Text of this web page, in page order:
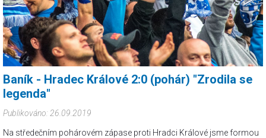
Baník - Hradec Králové 2:0 (pohár) "Zrodila se
legenda"
Publikováno: 26.09.2019
Na středečním pohárovém zápase proti Hradci Králové jsme formou